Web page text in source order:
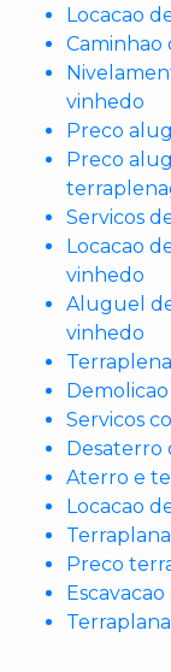
Locacao
Caminhao
vinhedo
Preco
Preco
Servicos
Locacao
vinhedo
Aluguel
vinhedo
Servicos
Aterro e
Locacao
Preco